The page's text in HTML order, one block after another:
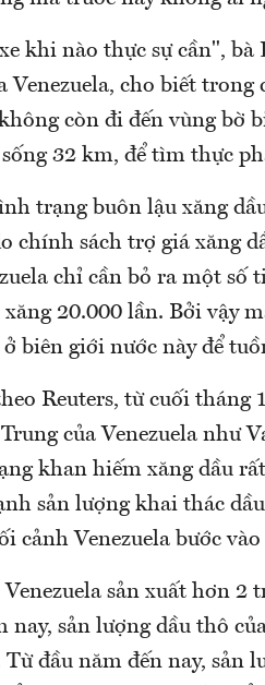
khi nào thực sự cần", bà
Venezuela, cho biết
còn đi đến vùng bờ
32 km, để tìm thực
trạng buôn lậu xăng
chính sách trợ giá xăng
chỉ cần bỏ ra một số
20.000 lần. Bởi vậy
biên giới nước này để
Reuters, từ cuối tháng
của Venezuela như
khan hiếm xăng dầu
sản lượng khai thác
cảnh Venezuela bước
sản xuất hơn
nay, sản lượng dầu thô
đầu năm đến nay, sản